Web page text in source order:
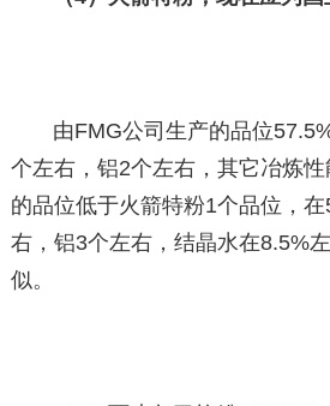
由FMG公司生产的品位
个左右，铝2个左右，其它冶炼
的品位低于火箭特粉1个品位，
右，铝3个左右，结晶水在8.5%
似。